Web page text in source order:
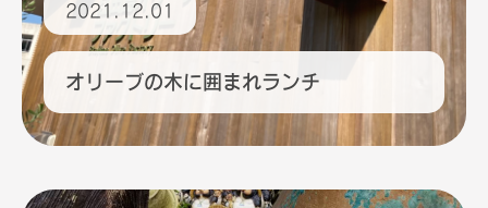
2021.12.01
オリーブの木に囲まれランチ